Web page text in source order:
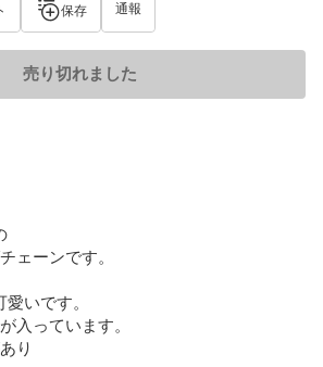
保存 通報
売り切れました
ェーンです。
いです。
入っています。
り